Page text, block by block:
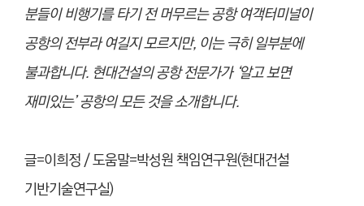
분들이 비행기를 타기 전 머무르는 공항 여객터미널이
공항의 전부라 여길지 모르지만, 이는 극히 일부분에
불과합니다. 현대건설의 공항 전문가가 ‘알고 보면
재미있는’ 공항의 모든 것을 소개합니다.
글=이희정 / 도움말=박성원 책임연구원(현대건설
기반기술연구실)